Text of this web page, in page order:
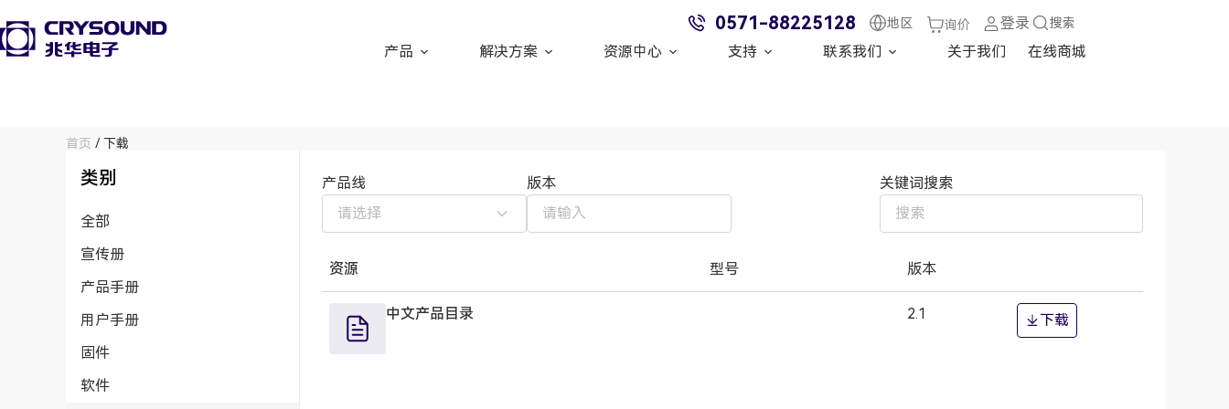
0571-88225128 地区 询价 登录 搜索
产品 解决方案 资源中心 支持 联系我们 关于我们 在线商城
首页 / 下载
类别
全部
宣传册
产品手册
用户手册
固件
软件
产品线 版本 关键词搜索
资源 型号 版本
中文产品目录 2.1 下载